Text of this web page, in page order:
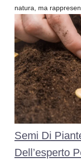
natura, ma
Semi Di
Dell’esperto